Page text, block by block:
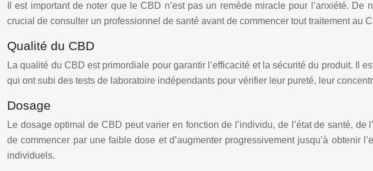
Il est important de noter que le CBD n’est pas un remède miracle pour l’anxiété.
crucial de consulter un professionnel de santé avant de commencer tout traitement au
Qualité du CBD
La qualité du CBD est primordiale pour garantir l’efficacité et la sécurité du produit. Il
qui ont subi des tests de laboratoire indépendants pour vérifier leur pureté, leur
Dosage
Le dosage optimal de CBD peut varier en fonction de l’individu, de l’état de santé,
de commencer par une faible dose et d’augmenter progressivement jusqu’à
individuels.